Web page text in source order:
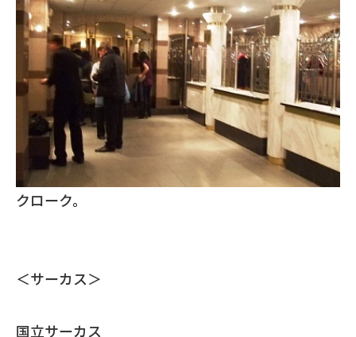
クローク。
＜サーカス＞
国立サーカス